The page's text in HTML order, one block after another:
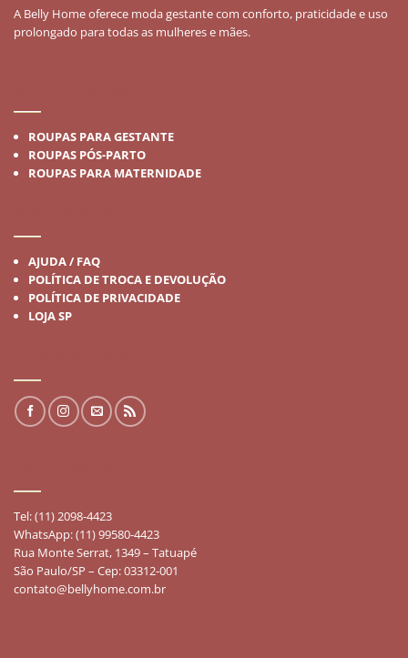
A Belly Home oferece moda gestante com conforto, praticidade e uso
prolongado para todas as mulheres e mães.
ROUPAS PARA GESTANTE
ROUPAS PÓS-PARTO
ROUPAS PARA MATERNIDADE
AJUDA / FAQ
POLÍTICA DE TROCA E DEVOLUÇÃO
POLÍTICA DE PRIVACIDADE
LOJA SP
Tel: (11) 2098-4423
WhatsApp: (11) 99580-4423
Rua Monte Serrat, 1349 – Tatuapé
São Paulo/SP – Cep: 03312-001
contato@bellyhome.com.br